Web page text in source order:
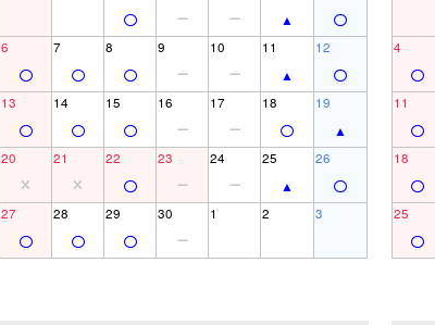
6 7 8 9 10 11 12
13 14 15 16 17 18 19
20 21 22 23 24 25 26
27 28 29 30 1 2 3
4
11
18
25